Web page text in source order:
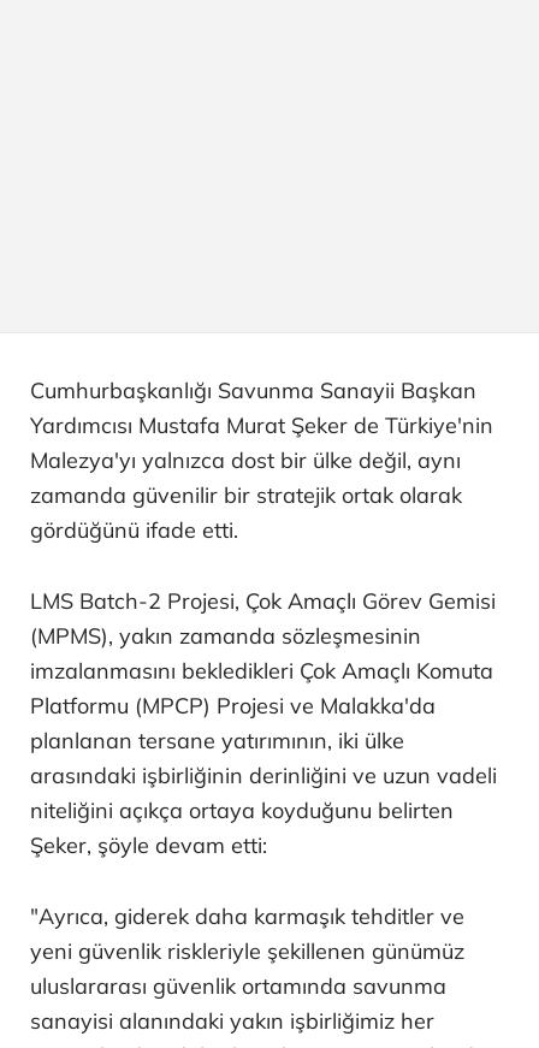
Cumhurbaşkanlığı Savunma Sanayii Başkan
Yardımcısı Mustafa Murat Şeker de Türkiye'nin
Malezya'yı yalnızca dost bir ülke değil, aynı
zamanda güvenilir bir stratejik ortak olarak
gördüğünü ifade etti.
LMS Batch-2 Projesi, Çok Amaçlı Görev Gemisi
(MPMS), yakın zamanda sözleşmesinin
imzalanmasını bekledikleri Çok Amaçlı Komuta
Platformu (MPCP) Projesi ve Malakka'da
planlanan tersane yatırımının, iki ülke
arasındaki işbirliğinin derinliğini ve uzun vadeli
niteliğini açıkça ortaya koyduğunu belirten
Şeker, şöyle devam etti:
"Ayrıca, giderek daha karmaşık tehditler ve
yeni güvenlik riskleriyle şekillenen günümüz
uluslararası güvenlik ortamında savunma
sanayisi alanındaki yakın işbirliğimiz her